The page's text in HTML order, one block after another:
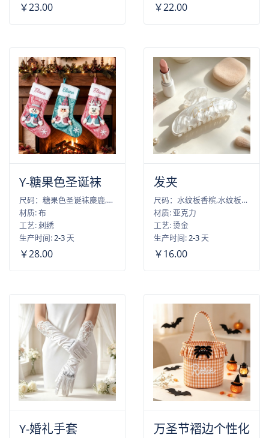
￥23.00 ￥22.00
Y-糖果色圣诞袜
尺码：糖果色圣诞袜麋鹿,糖果色圣诞袜雪人,糖果色圣诞袜老人
材质: 布
工艺: 刺绣
生产时间:2-3天
￥28.00
发夹
尺码：水纹板香槟,水纹板青蓝,水纹板粉色,水纹板雾蓝,水纹板白色
材质: 亚克力
工艺: 烫金
生产时间:2-3天
￥16.00
Y-婚礼手套
万圣节褶边个性化